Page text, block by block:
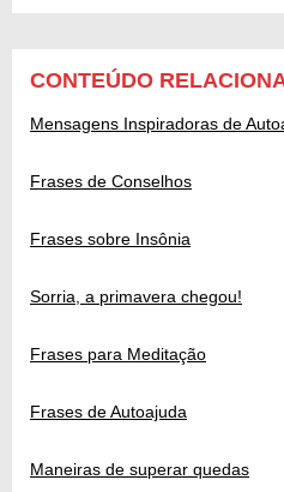
CONTEÚDO
Mensagens Inspiradoras de
Frases de Conselhos
Frases sobre Insônia
Sorria, a primavera chegou!
Frases para Meditação
Frases de Autoajuda
Maneiras de superar quedas